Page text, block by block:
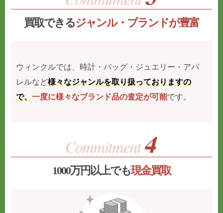
買取できるジャンル・ブランドが豊富
ウィンクルでは、時計・バッグ・ジュエリー・アパ
レルなど様々なジャンルを取り扱っておりますの
で、一度に様々なブランド品の査定が可能です。
1000万円以上でも現金買取